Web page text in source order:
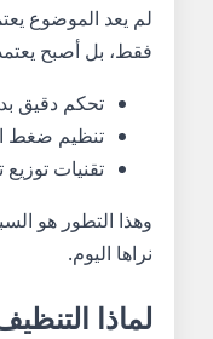
لم يعد الموضوع
فقط، بل أصبح
تحكم دقيق
تنظيم ضغط
تقنيات
وهذا التطور هو
نراها اليوم.
لماذا